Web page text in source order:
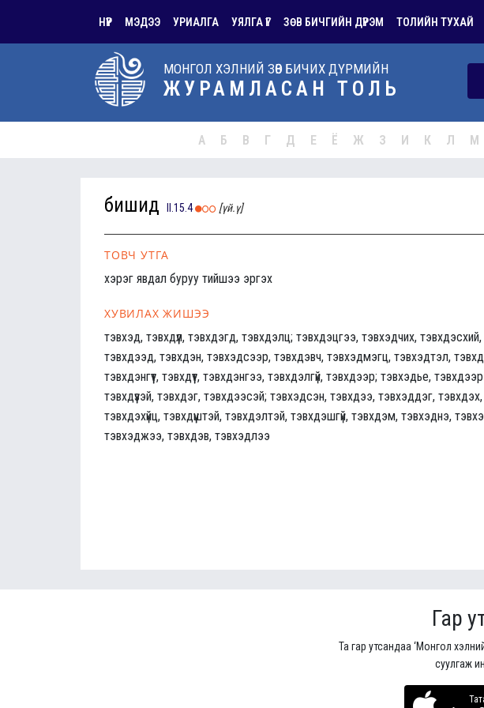
НҮҮР МЭДЭЭ УРИАЛГА УЯЛГА ҮГ ЗӨВ БИЧГИЙН ДҮРЭМ ТОЛИЙН ТУХАЙ
МОНГОЛ ХЭЛНИЙ ЗӨВ БИЧИХ ДҮРМИЙН
ЖУРАМЛАСАН ТОЛЬ
А Б В Г Д Е Ё Ж З И К Л М
бишид II.15.4 [үй.ү]
ТОВЧ УТГА
хэрэг явдал буруу тийшээ эргэх
ХУВИЛАХ ЖИШЭЭ
тэвхэд, тэвхдүүл, тэвхдэгд, тэвхдэлц; тэвхдэцгээ, тэвхэдчих,
тэвхдээд, тэвхдэн, тэвхэдсээр, тэвхдэвч, тэвхэдмэгц, тэвхэдтэл,
тэвхдэнгүүт, тэвхдүүт, тэвхдэнгээ, тэвхдэлгүй, тэвхдээр; тэвхэдье,
тэвхдүүзэй, тэвхдэг, тэвхдээсэй; тэвхэдсэн, тэвхдээ, тэвхэддэг,
тэвхдэхүйц, тэвхдүүштэй, тэвхдэлтэй, тэвхдэшгүй, тэвхдэм, тэвхэднэ,
тэвхэджээ, тэвхдэв, тэвхэдлээ
Гар
Та гар утсандаа ‘Монгол
суулгаж